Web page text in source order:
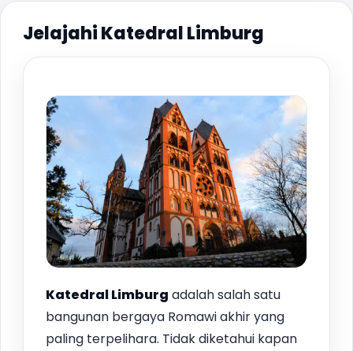
Jelajahi Katedral Limburg
Katedral Limburg adalah salah satu
bangunan bergaya Romawi akhir yang
paling terpelihara. Tidak diketahui kapan